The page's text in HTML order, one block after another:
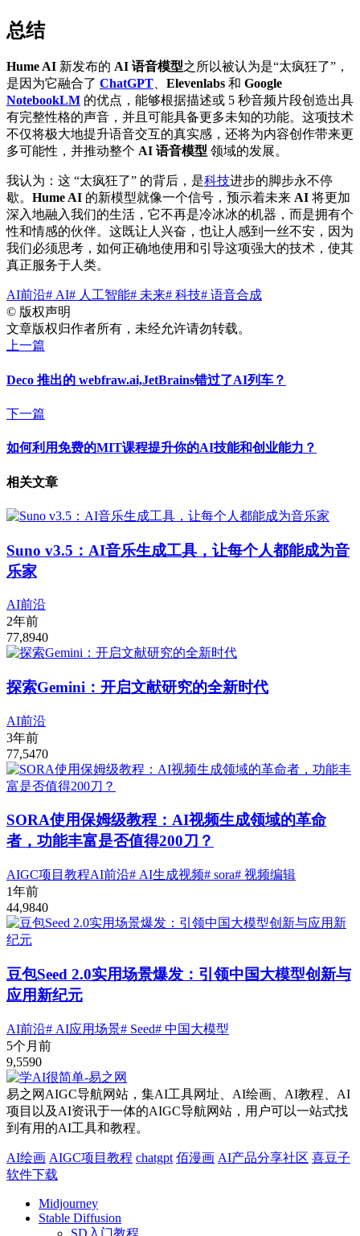
总结
Hume AI 新发布的 AI 语音模型之所以被认为是“太疯狂了”，
是因为它融合了 ChatGPT、 Elevenlabs 和 Google
NotebookLM 的优点，能够根据描述或 5 秒音频片段创造出具
有完整性格的声音，并且可能具备更多未知的功能。这项技术
不仅将极大地提升语音交互的真实感，还将为内容创作带来更
多可能性，并推动整个 AI 语音模型 领域的发展。
我认为：这 “太疯狂了” 的背后，是科技进步的脚步永不停
歇。 Hume AI 的新模型就像一个信号，预示着未来 AI 将更加
深入地融入我们的生活，它不再是冷冰冰的机器，而是拥有个
性和情感的伙伴。这既让人兴奋，也让人感到一丝不安，因为
我们必须思考，如何正确地使用和引导这项强大的技术，使其
真正服务于人类。
AI前沿# AI# 人工智能# 未来# 科技# 语音合成
© 版权声明
文章版权归作者所有，未经允许请勿转载。
上一篇
Deco 推出的 webfraw.ai,JetBrains错过了AI列车？
下一篇
如何利用免费的MIT课程提升你的AI技能和创业能力？
相关文章
Suno v3.5：AI音乐生成工具，让每个人都能成为音
乐家
AI前沿
2年前
77,8940
探索Gemini：开启文献研究的全新时代
AI前沿
3年前
77,5470
SORA使用保姆级教程：AI视频生成领域的革命
者，功能丰富是否值得200刀？
AIGC项目教程AI前沿# AI生成视频# sora# 视频编辑
1年前
44,9840
豆包Seed 2.0实用场景爆发：引领中国大模型创新与
应用新纪元
AI前沿# AI应用场景# Seed# 中国大模型
5个月前
9,5590
易之网AIGC导航网站，集AI工具网址、AI绘画、AI教程、AI
项目以及AI资讯于一体的AIGC导航网站，用户可以一站式找
到有用的AI工具和教程。
AI绘画 AIGC项目教程 chatgpt 佰漫画 AI产品分享社区 喜豆子
软件下载
Midjourney
Stable Diffusion
SD入门教程